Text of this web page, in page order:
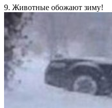
9. Животные обожают зиму!